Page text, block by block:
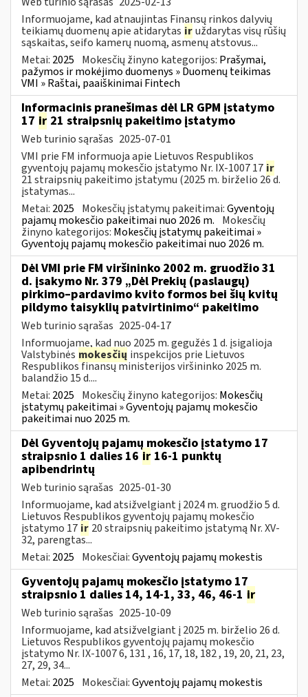
Informuojame, kad atnaujintas Finansų rinkos dalyvių
teikiamų duomenų apie atidarytas iruždarytas visų rūšių
sąskaitas, seifo kamerų nuomą, asmenų atstovus...
Metai: 2025 Mokesčių žinyno kategorijos: Prašymai,
pažymos ir mokėjimo duomenys » Duomenų teikimas
VMI » Raštai, paaiškinimai Fintech
Informacinis pranešimas dėl LR GPM įstatymo
17 ir 21 straipsnių pakeitimo įstatymo
Web turinio sąrašas 2025-07-01
VMI prie FM informuoja apie Lietuvos Respublikos
gyventojų pajamų mokesčio įstatymo Nr. IX-1007 17 ir
21 straipsnių pakeitimo įstatymu (2025 m. birželio 26 d.
įstatymas...
Metai: 2025 Mokesčių įstatymų pakeitimai:Gyventojų
pajamų mokesčio pakeitimai nuo 2026 m. Mokesčių
žinyno kategorijos: Mokesčių įstatymų pakeitimai »
Gyventojų pajamų mokesčio pakeitimai nuo 2026 m.
Dėl VMI prie FM viršininko 2002 m. gruodžio 31
d. įsakymo Nr. 379 „Dėl Prekių (paslaugų)
pirkimo–pardavimo kvito formos bei šių kvitų
pildymo taisyklių patvirtinimo“ pakeitimo
Web turinio sąrašas 2025-04-17
Informuojame, kad nuo 2025 m. gegužės 1 d. įsigalioja
Valstybinės mokesčių inspekcijos prie Lietuvos
Respublikos finansų ministerijos viršininko 2025 m.
balandžio 15 d....
Metai: 2025 Mokesčių žinyno kategorijos: Mokesčių
įstatymų pakeitimai » Gyventojų pajamų mokesčio
pakeitimai nuo 2025 m.
Dėl Gyventojų pajamų mokesčio įstatymo 17
straipsnio 1 dalies 16 ir 16-1 punktų
apibendrintų
Web turinio sąrašas 2025-01-30
Informuojame, kad atsižvelgiant į 2024 m. gruodžio 5 d.
Lietuvos Respublikos gyventojų pajamų mokesčio
įstatymo 17 ir 20 straipsnių pakeitimo įstatymą Nr. XV-
32, parengtas...
Metai: 2025 Mokesčiai:Gyventojų pajamų mokestis
Gyventojų pajamų mokesčio įstatymo 17
straipsnio 1 dalies 14, 14-1, 33, 46, 46-1 ir
Web turinio sąrašas 2025-10-09
Informuojame, kad atsižvelgiant į 2025 m. birželio 26 d.
Lietuvos Respublikos gyventojų pajamų mokesčio
įstatymo Nr. IX-1007 6, 131 , 16, 17, 18, 182 , 19, 20, 21, 23,
27, 29, 34...
Metai: 2025 Mokesčiai:Gyventojų pajamų mokestis